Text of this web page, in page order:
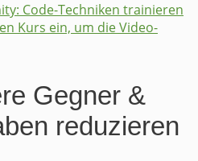
Code-Techniken trainieren
Kurs ein, um die Video-
Gegner &
reduzieren